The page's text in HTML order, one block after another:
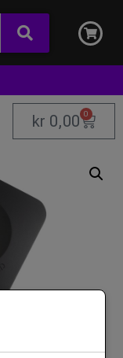
kr 0,00 0